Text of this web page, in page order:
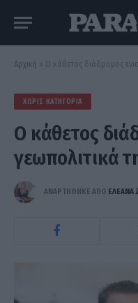
Αρχική » Ο κάθετος διάδρομος
ΧΩΡΊΣ ΚΑΤΗΓΟΡΊΑ
Ο κάθετος
γεωπολιτικά
ΑΝΑΡΤΗΘΗΚΕ ΑΠΟ ΕΛΕΑΝΑ